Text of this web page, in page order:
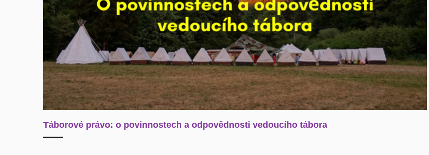
Táborové právo: o povinnostech a odpovědnosti vedoucího tábora